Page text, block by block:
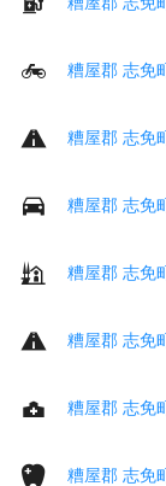
糟屋郡 志免
糟屋郡 志免
糟屋郡 志免
糟屋郡 志免
糟屋郡 志免
糟屋郡 志免
糟屋郡 志免